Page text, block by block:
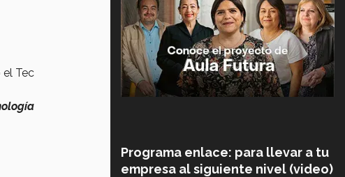
el Tec
Programa enlace: para llevar a tu
empresa al siguiente nivel (video)